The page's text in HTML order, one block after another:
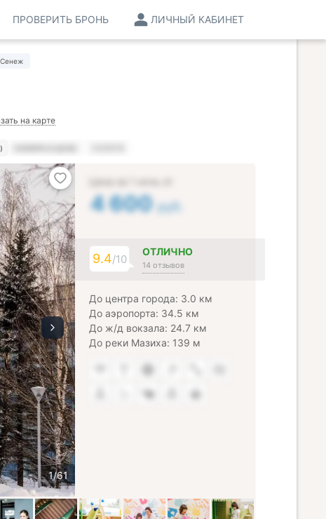
ЛИЧНЫЙ КАБИНЕТ
ПРОВЕРИТЬ БРОНЬ
на карте
4 600 руб.
9.4/10
ОТЛИЧНО
14 отзывов
До центра города: 3.0 км
До аэропорта: 34.5 км
До ж/д вокзала: 24.7 км
До реки Мазиха: 139 м